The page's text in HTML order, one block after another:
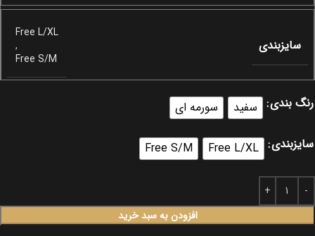
سایزبندی
Free L/XL
,
Free S/M
رنگ بندی سفید سورمه ای
سایزبندی Free L/XL
Free S/M
افزودن به سبد خرید